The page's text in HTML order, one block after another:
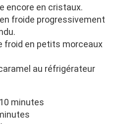
encore en cristaux.
froide progressivement
froid en petits morceaux
au réfrigérateur
minutes